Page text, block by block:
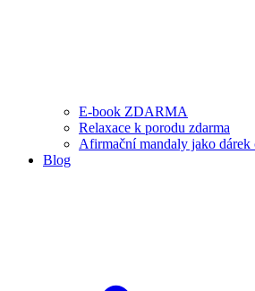
E-book ZDARMA
Relaxace k porodu zdarma
Afirmační mandaly jako dárek
Blog